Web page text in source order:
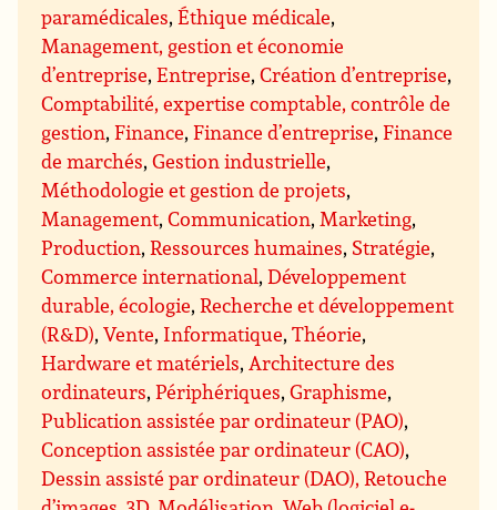
paramédicales,Éthique médicale,
Management, gestion et économie
d’entreprise,Entreprise,Création d’entreprise,
Comptabilité, expertise comptable, contrôle de
gestion,Finance,Finance d’entreprise,Finance
de marchés,Gestion industrielle,
Méthodologie et gestion de projets,
Management,Communication, Marketing,
Production,Ressources humaines, Stratégie,
Commerce international,Développement
durable, écologie,Recherche et développement
(R&D),Vente, Informatique,Théorie,
Hardware et matériels, Architecture des
ordinateurs,Périphériques,Graphisme,
Publication assistée par ordinateur (PAO),
Conception assistée par ordinateur (CAO),
Dessin assisté par ordinateur (DAO), Retouche